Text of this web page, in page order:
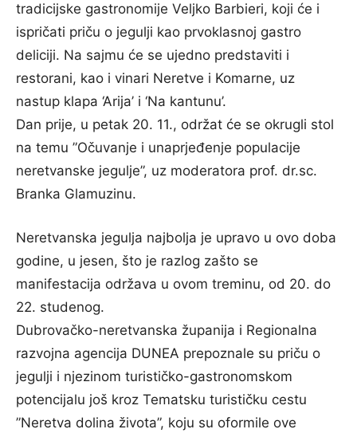
tradicijske gastronomije Veljko Barbieri, koji će i
ispričati priču o jegulji kao prvoklasnoj gastro
deliciji. Na sajmu će se ujedno predstaviti i
restorani, kao i vinari Neretve i Komarne, uz
nastup klapa ‘Arija’ i ‘Na kantunu’.
Dan prije, u petak 20. 11., održat će se okrugli stol
na temu ”Očuvanje i unaprjeđenje populacije
neretvanske jegulje”, uz moderatora prof. dr.sc.
Branka Glamuzinu.
Neretvanska jegulja najbolja je upravo u ovo doba
godine, u jesen, što je razlog zašto se
manifestacija održava u ovom treminu, od 20. do
22. studenog.
Dubrovačko-neretvanska županija i Regionalna
razvojna agencija DUNEA prepoznale su priču o
jegulji i njezinom turističko-gastronomskom
potencijalu još kroz Tematsku turističku cestu
”Neretva dolina života”, koju su oformile ove